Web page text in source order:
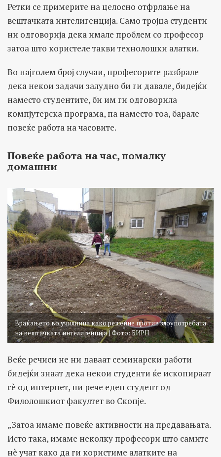
Ретки се примерите на целосно отфрлање на
вештачката интелигенција. Само тројца студенти
ни одговорија дека имале проблем со професор
затоа што користеле такви технолошки алатки.
Во најголем број случаи, професорите разбрале
дека некои задачи залудно би ги давале, бидејќи
наместо студентите, би им ги одговорила
компјутерска програма, па наместо тоа, барале
повеќе работа на часовите.
Повеќе работа на час, помалку
домашни
Враќањето во училница како решение против злоупотребата
на вештачката интелигенција | Фото: БИРН
Веќе речиси не ни даваат семинарски работи
бидејќи знаат дека некои студенти ќе ископираат
сè од интернет, ни рече еден студент од
Филолошкиот факултет во Скопје.
„Затоа имаме повеќе активности на предавањата.
Исто така, имаме неколку професори што самите
нè учат како да ги користиме алатките на